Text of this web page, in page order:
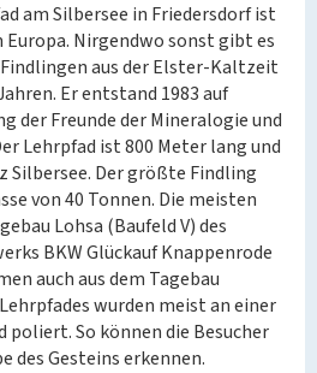
am Silbersee in Friedersdorf ist
Nirgendwo sonst gibt es
aus der Elster-Kaltzeit
Er entstand 1983 auf
der Freunde der Mineralogie und
Lehrpfad ist 800 Meter lang und
Der größte Findling
von 40 Tonnen. Die meisten
Lohsa (Baufeld V) des
BKW Glückauf Knappenrode
auch aus dem Tagebau
wurden meist an einer
So können die Besucher
des Gesteins erkennen.